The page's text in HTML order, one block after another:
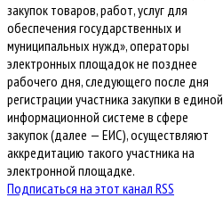
закупок товаров, работ, услуг для
обеспечения государственных и
муниципальных нужд», операторы
электронных площадок не позднее
рабочего дня, следующего после дня
регистрации участника закупки в единой
информационной системе в сфере
закупок (далее — ЕИС), осуществляют
аккредитацию такого участника на
электронной площадке.
Подписаться на этот канал RSS